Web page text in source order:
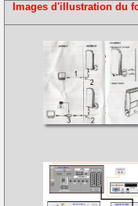
Images d'illustration du